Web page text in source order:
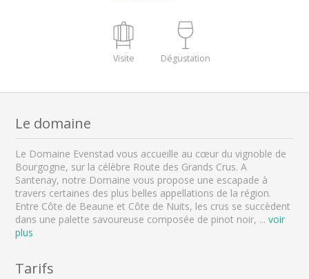
Visite Dégustation
Le domaine
Le Domaine Evenstad vous accueille au cœur du vignoble de
Bourgogne, sur la célèbre Route des Grands Crus. A
Santenay, notre Domaine vous propose une escapade à
travers certaines des plus belles appellations de la région.
Entre Côte de Beaune et Côte de Nuits, les crus se succèdent
dans une palette savoureuse composée de pinot noir, ... voir
plus
Tarifs